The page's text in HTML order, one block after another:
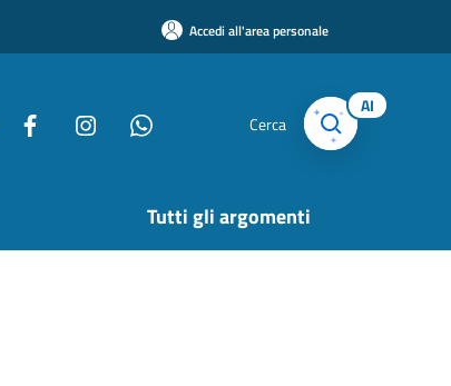
Accedi all'area personale
Cerca
AI
Tutti gli argomenti